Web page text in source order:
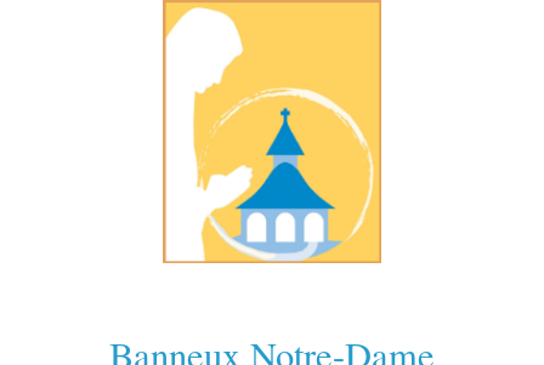
Banneux Notre-Dame